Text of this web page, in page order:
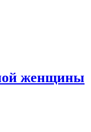
женщины